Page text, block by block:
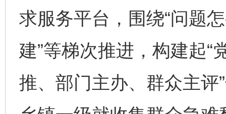
求服务平台，围绕“问题
建”等梯次推进，构建起
推、部门主办、群众主评
完善运行机制助力责任有效落实 一纸欠